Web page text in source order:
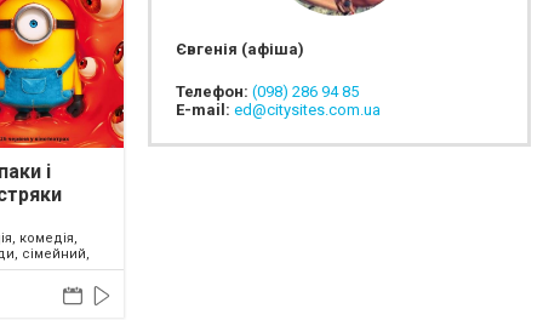
і
комедія,
сімейний,
Євгенія (афіша)
Телефон: (098) 286 94 85
E-mail: ed@citysites.com.ua